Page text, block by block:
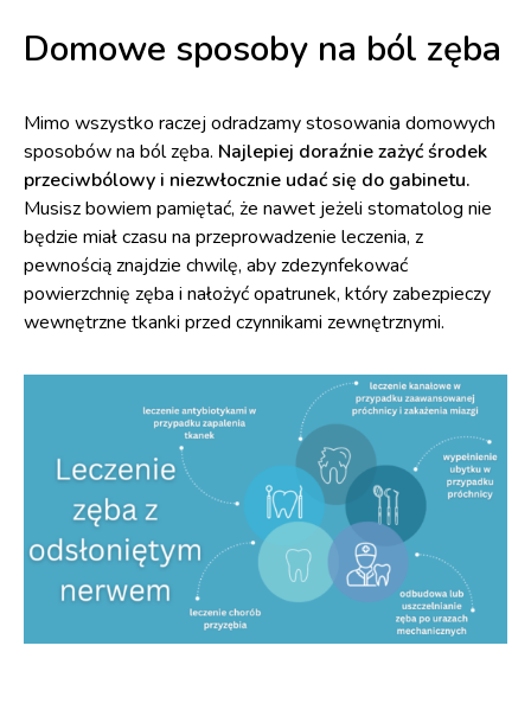
Domowe sposoby na ból zęba
Mimo wszystko raczej odradzamy stosowania domowych
sposobów na ból zęba. Najlepiej doraźnie zażyć środek
przeciwbólowy i niezwłocznie udać się do gabinetu.
Musisz bowiem pamiętać, że nawet jeżeli stomatolog nie
będzie miał czasu na przeprowadzenie leczenia, z
pewnością znajdzie chwilę, aby zdezynfekować
powierzchnię zęba i nałożyć opatrunek, który zabezpieczy
wewnętrzne tkanki przed czynnikami zewnętrznymi.